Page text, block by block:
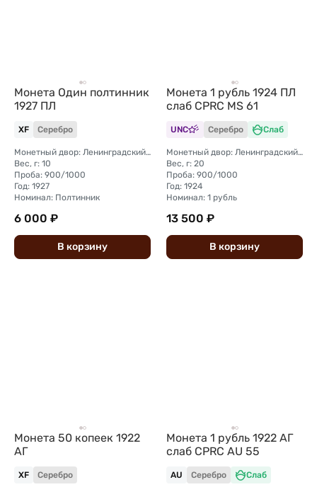
Монета Один полтинник
1927 ПЛ
XF Серебро
Монетный двор: Ленинградский (ЛМД)
Вес, г: 10
Проба: 900/1000
Год: 1927
Номинал: Полтинник
6 000 ₽
В корзину
Монета 1 рубль 1924 ПЛ
слаб CPRC MS 61
UNC Серебро Слаб
Монетный двор: Ленинградский (ЛМД)
Вес, г: 20
Проба: 900/1000
Год: 1924
Номинал: 1 рубль
13 500 ₽
В корзину
Монета 50 копеек 1922
АГ
XF Серебро
Монета 1 рубль 1922 АГ
слаб CPRC AU 55
AU Серебро Слаб